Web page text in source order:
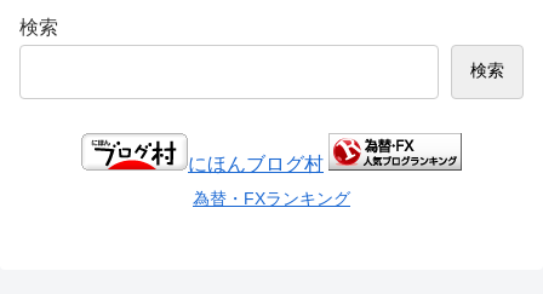
検索
検索
にほんブログ村
為替・FXランキング